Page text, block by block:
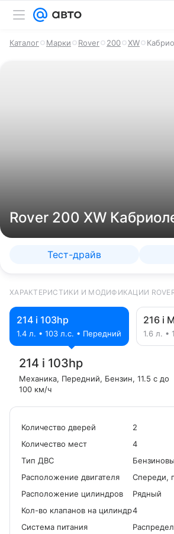
Каталог Марки Rover 200 XW
Rover 200 XW
Тест-драйв
ХАРАКТЕРИСТИКИ И МОДИФИКАЦИИ ROVER
214 i 103hp
1.4 л. • 103 л.с. • Передний
216 i
1.6 л. •
214 i 103hp
Механика, Передний, Бензин, 11.5 с до
100 км/ч
Количество дверей
2
Количество мест
4
Tип ДВС
Расположение двигателя
Спереди,
Расположение цилиндров
Рядный
Кол-во клапанов на цилиндр4
Система питания